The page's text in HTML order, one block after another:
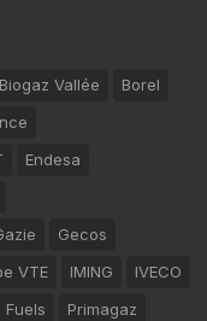
Biogaz Vallée
Borel
Endesa
Gecos
VTE IMING
IVECO
Fuels
Primagaz